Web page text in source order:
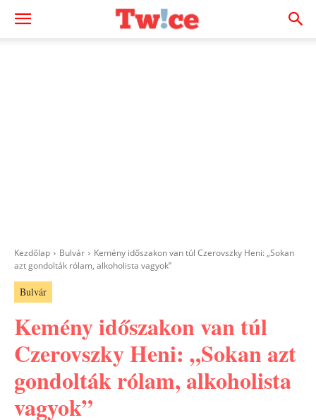
Kezdőlap Bulvár
Kemény időszakon van túl Czerovszky Heni: „Sokan
azt gondolták rólam, alkoholista vagyok”
Bulvár
Kemény időszakon van túl
Czerovszky Heni: „Sokan azt
gondolták rólam, alkoholista
vagyok”